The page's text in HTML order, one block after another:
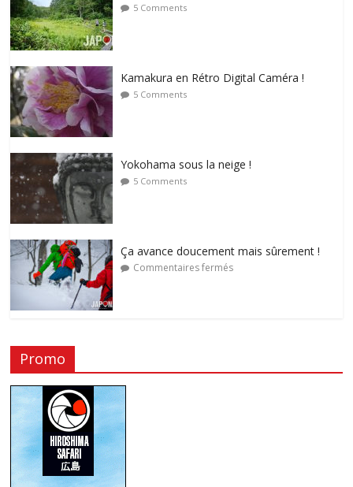
5 Comments
Kamakura en Rétro Digital Caméra !
5 Comments
Yokohama sous la neige !
5 Comments
Ça avance doucement mais sûrement !
Commentaires fermés
Promo